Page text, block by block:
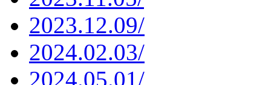
2023.12.09/
2024.02.03/
2024.05.01/